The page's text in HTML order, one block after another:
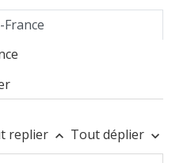
replier keyboard_arrow_up Tout déplier keyboard_arrow_down